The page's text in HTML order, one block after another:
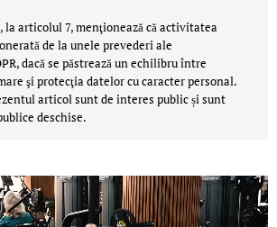
la articolul 7, menţionează că activitatea
de la unele prevederi ale
dacă se păstrează un echilibru între
şi protecţia datelor cu caracter personal.
articol sunt de interes public și sunt
deschise.